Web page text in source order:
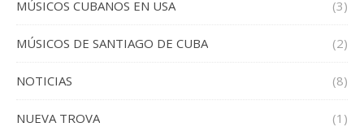
MÚSICOS CUBANOS EN USA (3)
MÚSICOS DE SANTIAGO DE CUBA (2)
NOTICIAS (8)
NUEVA TROVA (1)